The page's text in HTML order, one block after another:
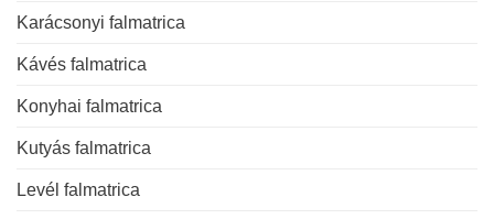
Karácsonyi falmatrica
Kávés falmatrica
Konyhai falmatrica
Kutyás falmatrica
Levél falmatrica